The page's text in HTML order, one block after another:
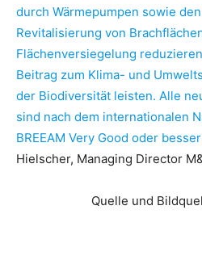
durch Wärmepumpen sowie
Revitalisierung von
Flächenversiegelung
Beitrag zum Klima- und
der Biodiversität leisten. Alle
sind nach dem internationalen
BREEAM Very Good oder
Hielscher, Managing Director
Quelle und